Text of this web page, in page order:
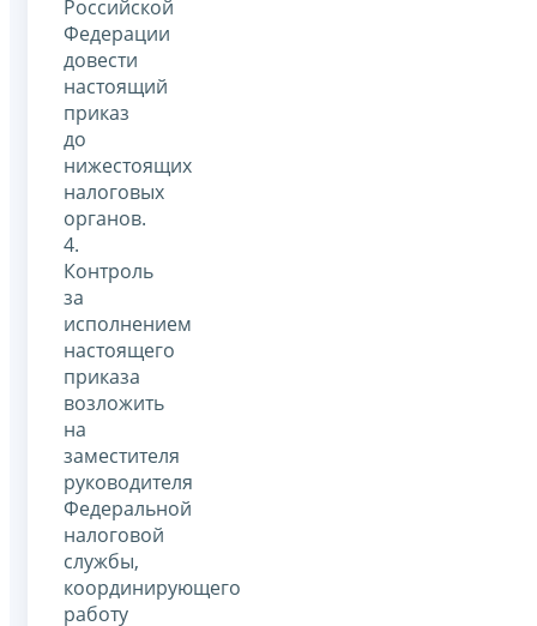
Российской
Федерации
довести
настоящий
приказ
до
нижестоящих
налоговых
органов.
4.
Контроль
за
исполнением
настоящего
приказа
возложить
на
заместителя
руководителя
Федеральной
налоговой
службы,
координирующего
работу